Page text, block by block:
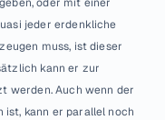
jeder erdenkliche
muss, ist dieser
kann er zur
werden. Auch wenn der
ist, kann er parallel noch